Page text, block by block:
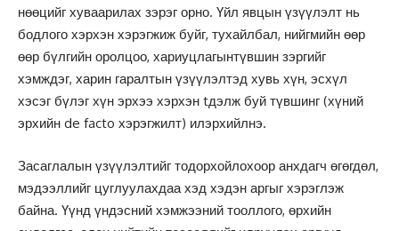
нөөцийг хуваарилах зэрэг орно. Үйл явцын үзүүлэлт нь
бодлого хэрхэн хэрэгжиж буйг, тухайлбал, нийгмийн өөр
өөр бүлгийн оролцоо, хариуцлагынтүвшин зэргийг
хэмждэг, харин гаралтын үзүүлэлтэд хувь хүн, эсхүл
хэсэг бүлэг хүн эрхээ хэрхэн tдэлж буй түвшинг (хүний
эрхийн de facto хэрэгжилт) илэрхийлнэ.
Засаглалын үзүүлэлтийг тодорхойлохоор анхдагч өгөгдөл,
мэдээллийг цуглуулахдаа хэд хэдэн аргыг хэрэглэж
байна. Үүнд үндэсний хэмжээний тооллого, өрхийн